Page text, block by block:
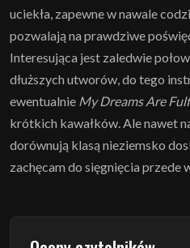
uciekła, zapewne w nawale
pozwalają na prawdziwe
Interesująca jest zaledwie
dłuższych utworów, do tego
ewentualnie My Dreams Are
krótkich kawałków. Ale nawet
dorównują klasą nieziemsko
zachęcam do sięgnięcia przede